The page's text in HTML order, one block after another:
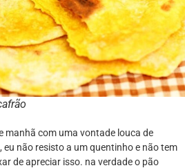
manhã com uma vontade louca de
eu não resisto a um quentinho e não tem
de apreciar isso. na verdade o pão